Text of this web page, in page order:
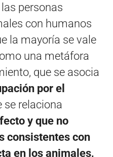
personas
con humanos
la mayoría se vale
una metáfora
que se asocia
por el
se relaciona
y que no
consistentes con
en los animales,